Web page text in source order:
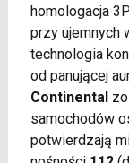
homologacja
przy ujemnych
technologia
od panującej
Continental
samochodów
potwierdzają